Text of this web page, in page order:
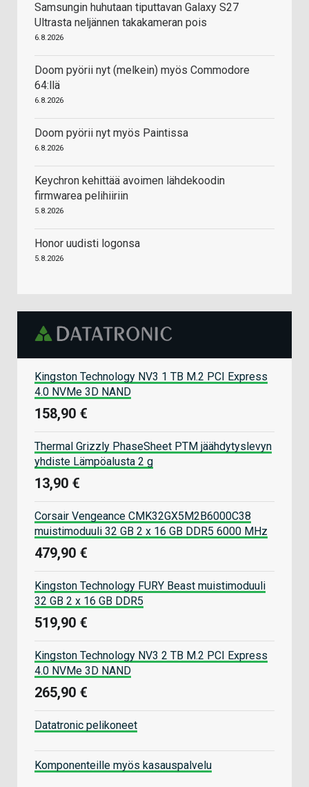
Samsungin huhutaan tiputtavan Galaxy S27
Ultrasta neljännen takakameran pois
6.8.2026
Doom pyörii nyt (melkein) myös Commodore
64:llä
6.8.2026
Doom pyörii nyt myös Paintissa
6.8.2026
Keychron kehittää avoimen lähdekoodin
firmwarea pelihiiriin
5.8.2026
Honor uudisti logonsa
5.8.2026
Kingston Technology NV3 1 TB M.2 PCI Express
4.0 NVMe 3D NAND
158,90 €
Thermal Grizzly PhaseSheet PTM jäähdytyslevyn
yhdiste Lämpöalusta 2 g
13,90 €
Corsair Vengeance CMK32GX5M2B6000C38
muistimoduuli 32 GB 2 x 16 GB DDR5 6000 MHz
479,90 €
Kingston Technology FURY Beast muistimoduuli
32 GB 2 x 16 GB DDR5
519,90 €
Kingston Technology NV3 2 TB M.2 PCI Express
4.0 NVMe 3D NAND
265,90 €
Datatronic pelikoneet
Komponenteille myös kasauspalvelu